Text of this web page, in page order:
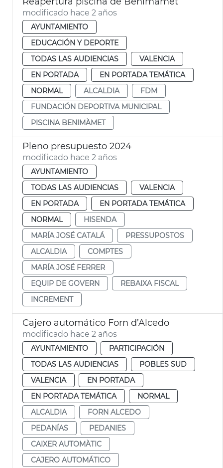
modificado hace 2 años
AYUNTAMIENTO
EDUCACIÓN Y DEPORTE
TODAS LAS AUDIENCIAS
VALENCIA
EN PORTADA
EN PORTADA TEMÁTICA
NORMAL
ALCALDIA
FDM
FUNDACIÓN DEPORTIVA MUNICIPAL
PISCINA BENIMÀMET
Pleno presupuesto 2024
modificado hace 2 años
AYUNTAMIENTO
TODAS LAS AUDIENCIAS
VALENCIA
EN PORTADA
EN PORTADA TEMÁTICA
NORMAL
HISENDA
MARÍA JOSÉ CATALÁ
PRESSUPOSTOS
ALCALDIA
COMPTES
MARÍA JOSÉ FERRER
EQUIP DE GOVERN
REBAIXA FISCAL
INCREMENT
Cajero automático Forn d’Alcedo
modificado hace 2 años
AYUNTAMIENTO
PARTICIPACIÓN
TODAS LAS AUDIENCIAS
POBLES SUD
VALENCIA
EN PORTADA
EN PORTADA TEMÁTICA
NORMAL
ALCALDIA
FORN ALCEDO
PEDANÍAS
PEDANIES
CAIXER AUTOMÀTIC
CAJERO AUTOMÁTICO